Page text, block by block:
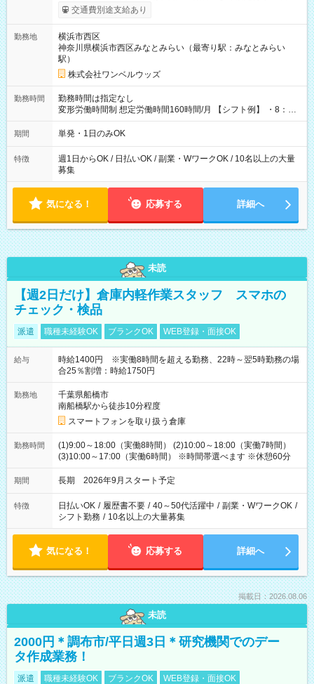
いOK！（規定あり） ┗働いたその日に現金GET♪ お仕事後はコ
ンビニATMから 日払い分を引き落とせます！ 【試用期間】試
交通費別途支給あり
勤務地
横浜市西区
神奈川県横浜市西区みなとみらい（最寄り駅：みなとみらい
駅）
株式会社ワンベルウッズ
勤務時間
勤務時間は指定なし
変形労働時間制 想定労働時間160時間/月 【シフト例】 ・8：00
～21：00
期間 単発・1日のみOK
特徴
週1日からOK / 日払いOK / 副業・WワークOK / 10名以上の大量
募集
気になる！ 応募する 詳細へ
未読
【週2日だけ】倉庫内軽作業スタッフ スマホの
チェック・検品
派遣 職種未経験OK ブランクOK WEB登録・面接OK
給与
時給1400円 ※実働8時間を超える勤務、22時～翌5時勤務の場
合25％割増：時給1750円
勤務地
千葉県船橋市
南船橋駅から徒歩10分程度
スマートフォンを取り扱う倉庫
勤務時間
(1)9:00～18:00（実働8時間） (2)10:00～18:00（実働7時間）
(3)10:00～17:00（実働6時間） ※時間帯選べます ※休憩60分
期間 長期 2026年9月スタート予定
特徴 日払いOK / 履歴書不要 / 40～50代活躍中 / 副業・WワークOK /
シフト勤務 / 10名以上の大量募集
気になる！ 応募する 詳細へ
掲載日：2026.08.06
未読
2000円＊調布市/平日週3日＊研究機関でのデー
タ作成業務！
派遣 職種未経験OK ブランクOK WEB登録・面接OK